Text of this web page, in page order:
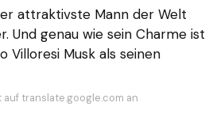
attraktivste Mann der Welt
Und genau wie sein Charme ist
Villoresi Musk als seinen
translate.google.com an